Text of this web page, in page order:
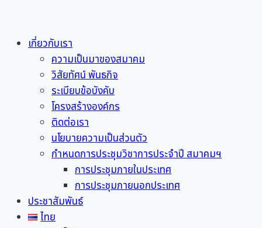
เกี่ยวกับเรา
ความเป็นมาของสมาคม
วิสัยทัศน์ พันธกิจ
ระเบียบข้อบังคับ
โครงสร้างองค์กร
ติดต่อเรา
นโยบายความเป็นส่วนตัว
กำหนดการประชุมวิชาการประจำปี สมาคมฯ
การประชุมภายในประเทศ
การประชุมภายนอกประเทศ
ประชาสัมพันธ์
ไทย